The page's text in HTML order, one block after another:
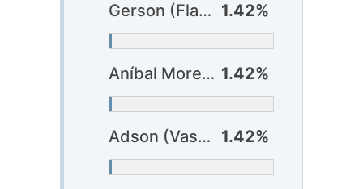
Gerson (Flamengo) 1.42%
Aníbal Moreno (Palmeiras) 1.42%
Adson (Vasco) 1.42%